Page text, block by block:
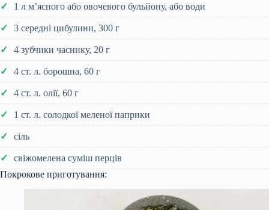
1 л м’ясного або овочевого бульйону, або води
3 середні цибулини, 300 г
4 зубчики часнику, 20 г
4 ст. л. борошна, 60 г
4 ст. л. олії, 60 г
1 ст. л. солодкої меленої паприки
сіль
свіжомелена суміш перців
Покрокове приготування: